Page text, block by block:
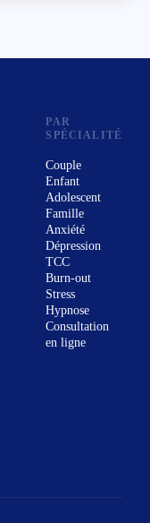
PAR
SPÉCIALITÉ
Couple
Enfant
Adolescent
Famille
Anxiété
Dépression
TCC
Burn-out
Stress
Hypnose
Consultation
en ligne